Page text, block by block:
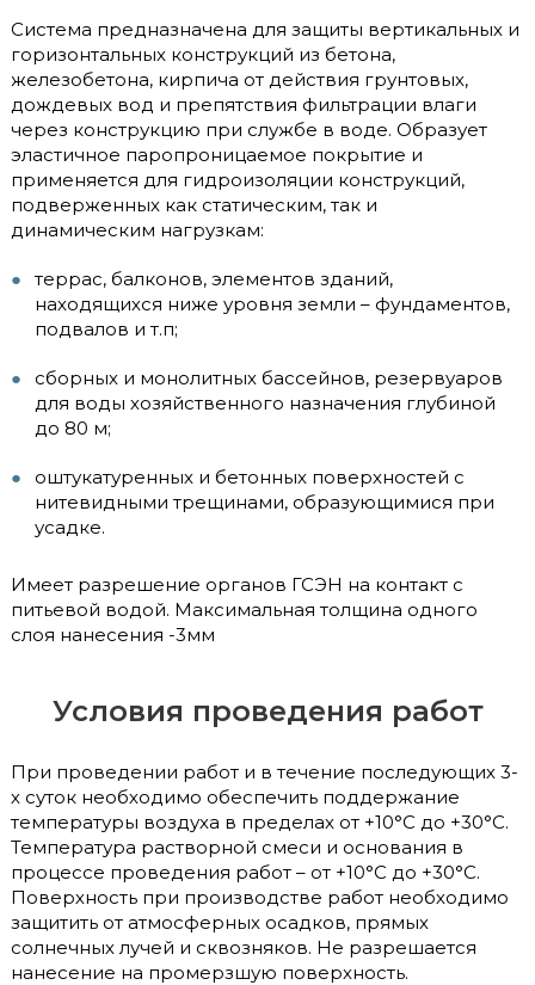
Система предназначена для защиты вертикальных и
горизонтальных конструкций из бетона,
железобетона, кирпича от действия грунтовых,
дождевых вод и препятствия фильтрации влаги
через конструкцию при службе в воде. Образует
эластичное паропроницаемое покрытие и
применяется для гидроизоляции конструкций,
подверженных как статическим, так и
динамическим нагрузкам:
террас, балконов, элементов зданий,
находящихся ниже уровня земли – фундаментов,
подвалов и т.п;
сборных и монолитных бассейнов, резервуаров
для воды хозяйственного назначения глубиной
до 80 м;
оштукатуренных и бетонных поверхностей с
нитевидными трещинами, образующимися при
усадке.
Имеет разрешение органов ГСЭН на контакт с
питьевой водой. Максимальная толщина одного
слоя нанесения -3мм
Условия проведения работ
При проведении работ и в течение последующих 3-
х суток необходимо обеспечить поддержание
температуры воздуха в пределах от +10°С до +30°С.
Температура растворной смеси и основания в
процессе проведения работ – от +10°С до +30°С.
Поверхность при производстве работ необходимо
защитить от атмосферных осадков, прямых
солнечных лучей и сквозняков. Не разрешается
нанесение на промерзшую поверхность.